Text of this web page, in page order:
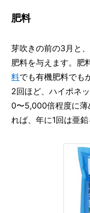
肥料
芽吹きの前の3月と
肥料を与えます。肥
料でも有機肥料でも
2回ほど、ハイポネ
0〜5,000倍程度に薄
れば、年に1回は亜